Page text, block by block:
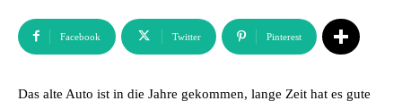
Facebook Twitter Pinterest
Das alte Auto ist in die Jahre gekommen, lange Zeit hat es gute